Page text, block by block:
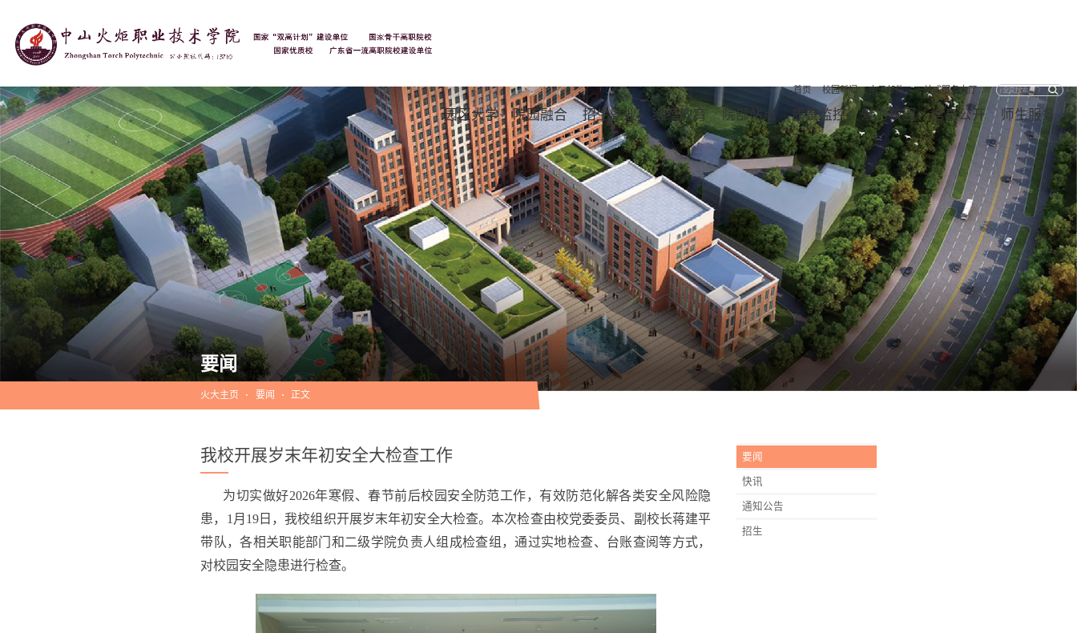
首页 校园新闻 电子邮件 一站式服务大厅
园区大学 院园融合 招生就业 继续教育 院部站点 质量监控 魅力校园 信息公开 师生服务
要闻
火大主页 要闻 正文
要闻
快讯
通知公告
招生
我校开展岁末年初安全大检查工作
为切实做好2026年寒假、春节前后校园安全防范工作，有效防范化解各类安全风险隐
患，1月19日，我校组织开展岁末年初安全大检查。本次检查由校党委委员、副校长蒋建平
带队，各相关职能部门和二级学院负责人组成检查组，通过实地检查、台账查阅等方式，
对校园安全隐患进行检查。